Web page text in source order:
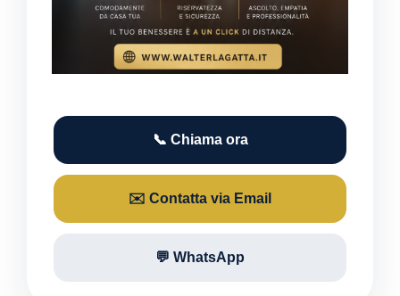
📞 Chiama ora
✉️ Contatta via Email
💬 WhatsApp